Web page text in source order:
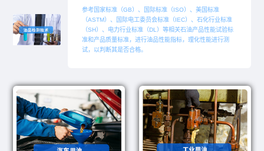
参考国家标准（GB）、国际标准（ISO）、美国标准
（ASTM）、国际电工委员会标准（IEC）、石化行业标准
（SH）、电力行业标准（DL）等相关石油产品性能试验标
准和产品质量标准，进行油品性能指标，理化性能进行测
试，以判断其是否合格。